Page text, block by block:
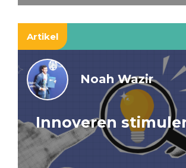
Artikel
Noah Wazir
Innoveren